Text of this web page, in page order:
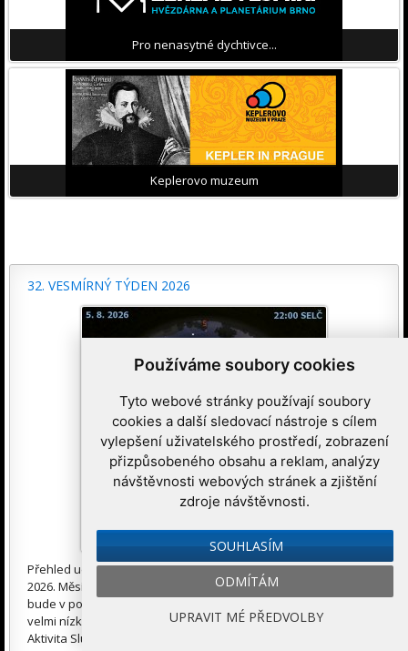
Používáme soubory cookies
Tyto webové stránky používají soubory
cookies a další sledovací nástroje s cílem
vylepšení uživatelského prostředí, zobrazení
přizpůsobeného obsahu a reklam, analýzy
návštěvnosti webových stránek a zjištění
zdroje návštěvnosti.
SOUHLASÍM
ODMÍTÁM
UPRAVIT MÉ PŘEDVOLBY
Pro nenasytné dychtivce...
Keplerovo muzeum
32. VESMÍRNÝ TÝDEN 2026
Přehled událostí na obloze a v kosmonautice od 3. 8. do 9. 8.
2026. Měsíc bude vidět nad ránem spolu s většinou planet a
bude v poslední čtvrti. Venuše je vidět lépe přes den a večer je
velmi nízko. Ráno uvidíme Merkur, Mars, Saturn, Uran i Neptun.
Aktivita Slunce je spíše nízká, ale může se občas zvýšit. Na